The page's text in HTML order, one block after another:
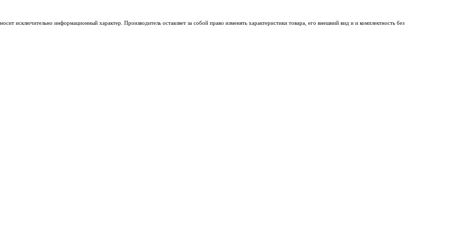
исключительно информационный характер. Производитель оставляет за собой право изменять характеристики товара, его внешний вид и и комплектность без